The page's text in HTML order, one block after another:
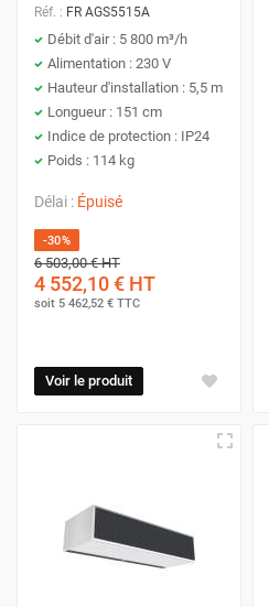
Réf. : FR AGS5515A
Débit d'air : 5 800 m³/h
Alimentation : 230 V
Hauteur d'installation : 5,5 m
Longueur : 151 cm
Indice de protection : IP24
Poids : 114 kg
Délai : Épuisé
-30%
6 503,00 €HT
4 552,10 € HT
soit 5 462,52 € TTC
Voir le produit